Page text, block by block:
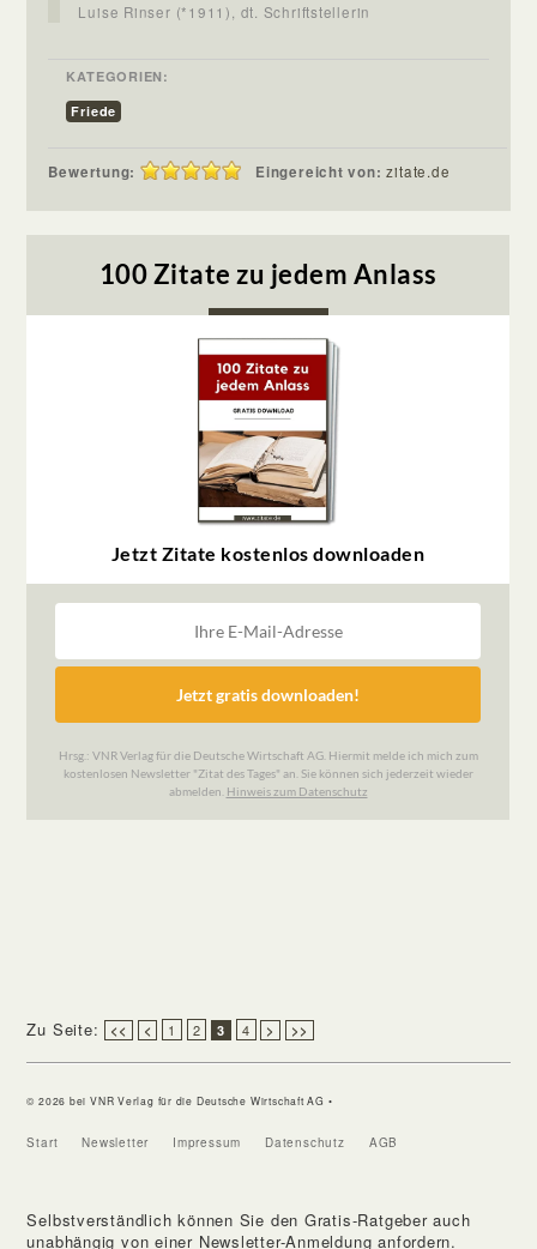
Luise Rinser (*1911), dt. Schriftstellerin
KATEGORIEN:
Friede
Bewertung: Eingereicht von:zitate.de
Zu Seite: << < 1 2 3 4 > >>
© 2026 bei VNR Verlag für die Deutsche Wirtschaft AG •
Start Newsletter Impressum Datenschutz AGB
Selbstverständlich können Sie den Gratis-Ratgeber auch
unabhängig von einer Newsletter-Anmeldung anfordern.